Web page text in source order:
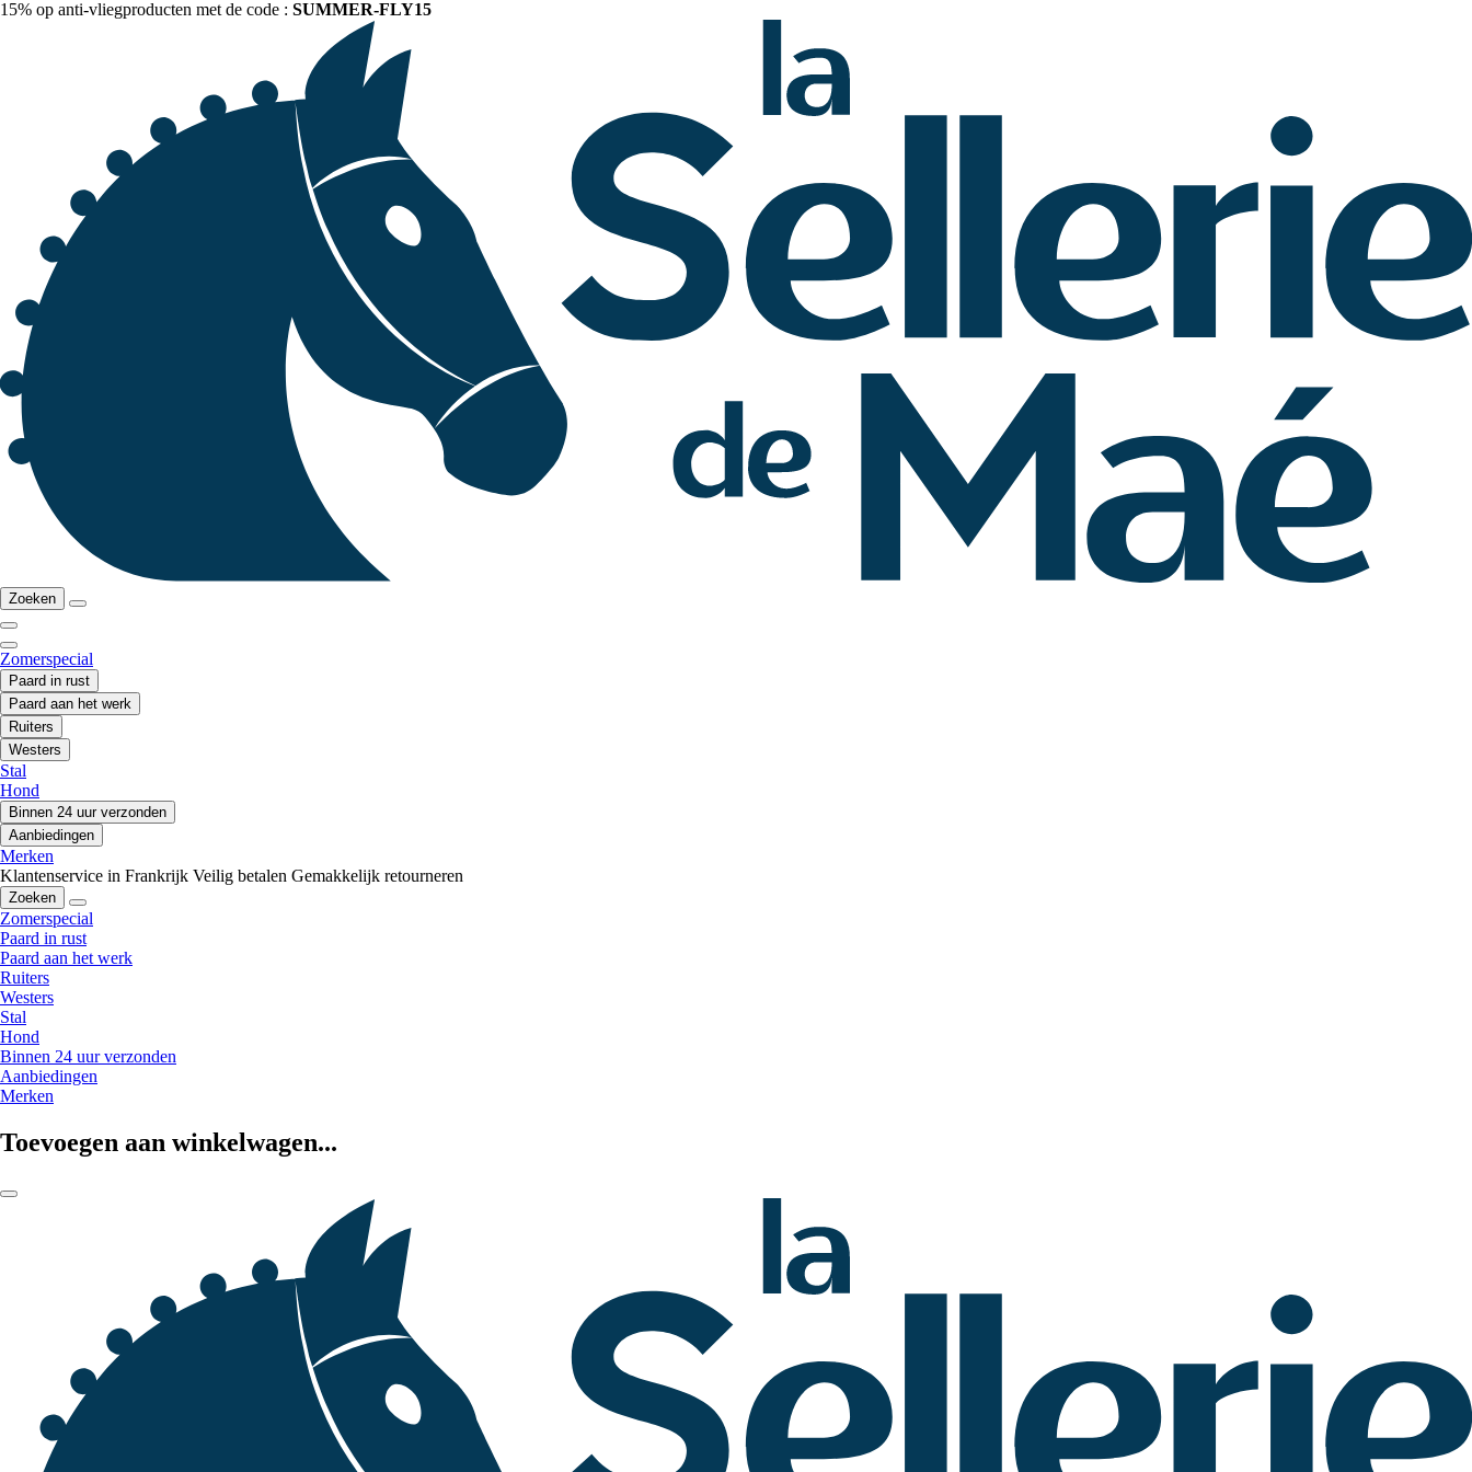
15% op anti-vliegproducten met de code : SUMMER-FLY15
Zoeken
Zomerspecial
Paard in rust
Paard aan het werk
Ruiters
Westers
Stal
Hond
Binnen 24 uur verzonden
Aanbiedingen
Merken
Klantenservice in Frankrijk Veilig betalen Gemakkelijk retourneren
Zoeken
Zomerspecial
Paard in rust
Paard aan het werk
Ruiters
Westers
Stal
Hond
Binnen 24 uur verzonden
Aanbiedingen
Merken
Toevoegen aan winkelwagen...